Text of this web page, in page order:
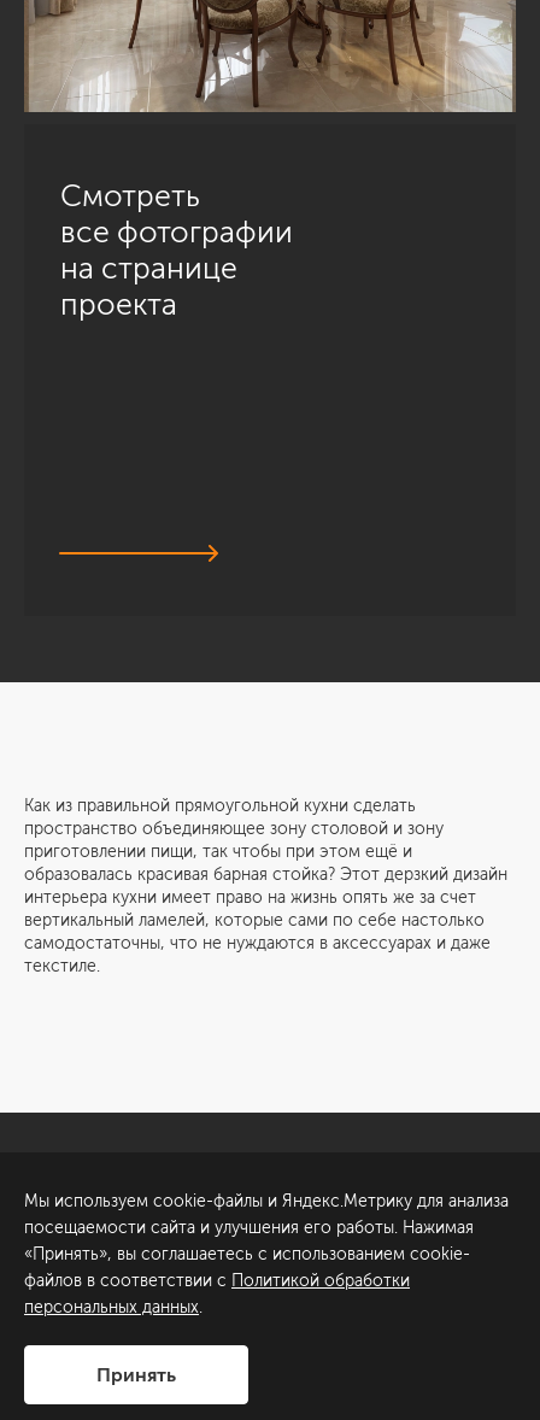
Смотреть
все фотографии
на странице
проекта
Как из правильной прямоугольной кухни сделать
пространство объединяющее зону столовой и зону
приготовлении пищи, так чтобы при этом ещё и
образовалась красивая барная стойка? Этот дерзкий дизайн
интерьера кухни имеет право на жизнь опять же за счет
вертикальный ламелей, которые сами по себе настолько
самодостаточны, что не нуждаются в аксессуарах и даже
текстиле.
Обсудить проект
ул. Академика Павлова, 6
к1
+7 (812) 200-95-55
Сделано в
Мы используем cookie-файлы и Яндекс.Метрику для анализа
посещаемости сайта и улучшения его работы. Нажимая
«Принять», вы соглашаетесь с использованием cookie-
файлов в соответствии с Политикой обработки
персональных данных.
Принять